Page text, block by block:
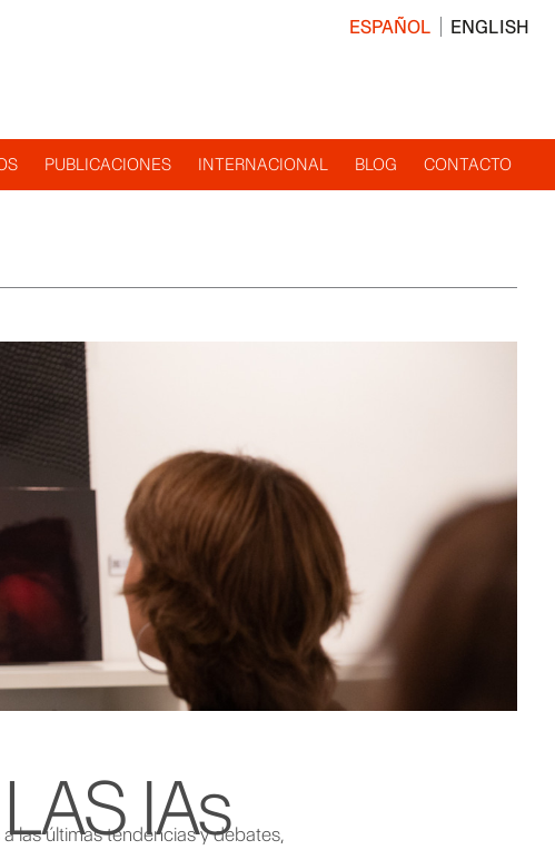
ESPAÑOL ENGLISH
PUBLICACIONES INTERNACIONAL BLOG CONTACTO
IAs
las últimas tendencias y debates,